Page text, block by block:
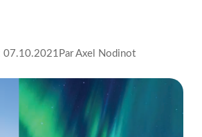
07.10.2021 Par Axel Nodinot